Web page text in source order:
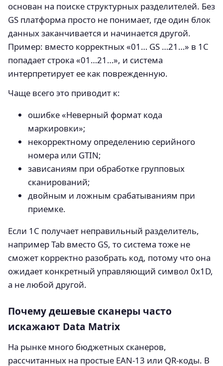
основан на поиске структурных разделителей. Без
GS платформа просто не понимает, где один блок
данных заканчивается и начинается другой.
Пример: вместо корректных «01… GS …21…» в 1С
попадает строка «01…21…», и система
интерпретирует ее как поврежденную.
Чаще всего это приводит к:
ошибке «Неверный формат кода
маркировки»;
некорректному определению серийного
номера или GTIN;
зависаниям при обработке групповых
сканирований;
двойным и ложным срабатываниям при
приемке.
Если 1С получает неправильный разделитель,
например Tab вместо GS, то система тоже не
сможет корректно разобрать код, потому что она
ожидает конкретный управляющий символ 0x1D,
а не любой другой.
Почему дешевые сканеры часто
искажают Data Matrix
На рынке много бюджетных сканеров,
рассчитанных на простые EAN‑13 или QR‑коды. В